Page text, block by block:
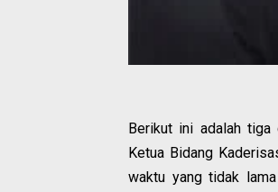
Berikut ini adalah tiga
Ketua Bidang
waktu yang tidak